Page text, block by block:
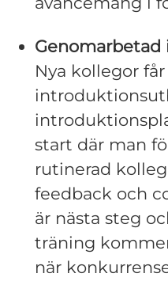
Nya kollegor får
start där man
rutinerad
feedback och
är nästa steg
träning
när